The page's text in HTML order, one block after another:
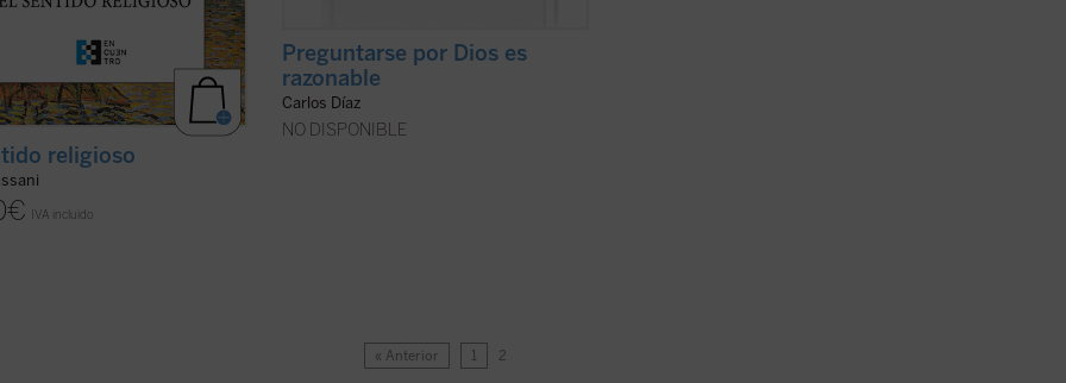
religioso
€ IVA incluido
Preguntarse por Dios es
razonable
Carlos Díaz
NO DISPONIBLE
« Anterior 1 2